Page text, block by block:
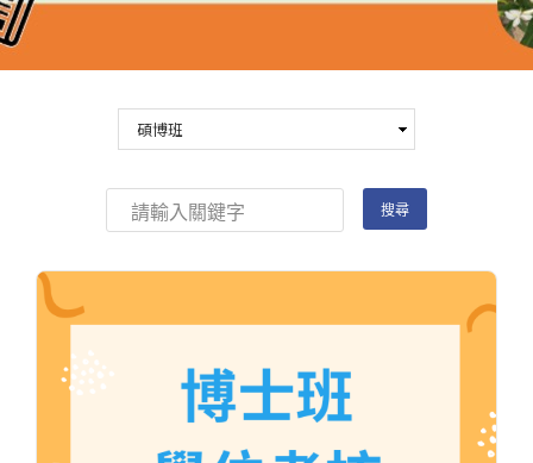
Open submenu (學生專區)
學生專區
Open submenu (相關資源)
相關資源
Open submenu (English)